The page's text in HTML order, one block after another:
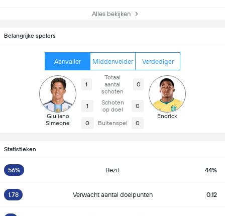
Alles bekijken
Belangrijke spelers
Aanvaller Middenvelder Verdediger
Giuliano
Simeone
1
Totaal
aantal
schoten
0
1
Schoten
op doel
0
0 Buitenspel 0
Endrick
Statistieken
56% Bezit 44%
1.78 Verwacht aantal doelpunten 0.12